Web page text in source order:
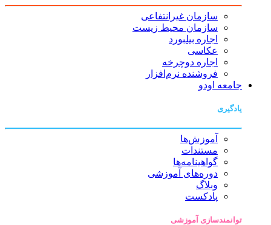
سازمان غیرانتفاعی
سازمان محیط زیست
اجاره بیلبورد
عکاسی
اجاره دوچرخه
فروشنده نرم‌افزار
جامعه اودو
یادگیری
آموزش‌ها
مستندات
گواهینامه‌ها
دوره‌های آموزشی
وبلاگ
پادکست
توانمندسازی آموزشی